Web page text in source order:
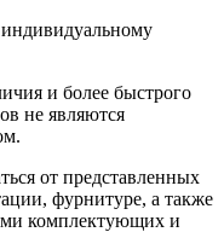
и более быстрого
не являются
от представленных
фурнитуре, а также
комплектующих и